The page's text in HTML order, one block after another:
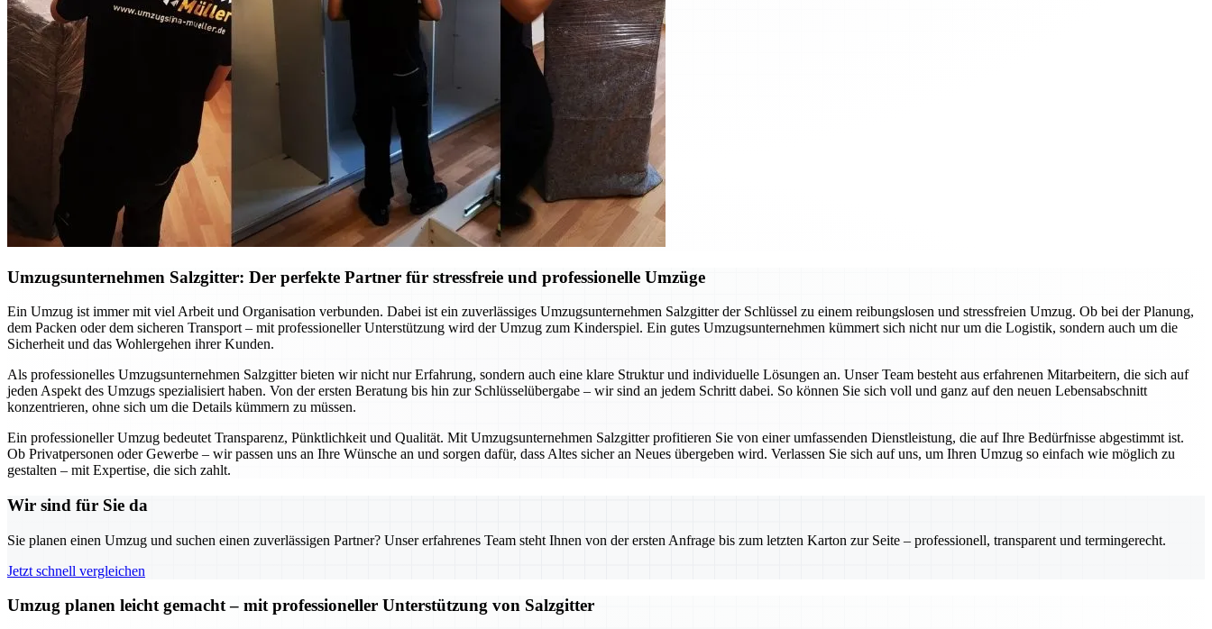
Umzugsunternehmen Salzgitter: Der perfekte Partner für stressfreie und professionelle Umzüge
Ein Umzug ist immer mit viel Arbeit und Organisation verbunden. Dabei ist ein zuverlässiges Umzugsunternehmen Salzgitter der Schlüssel zu einem reibungslosen und stressfreien Umzug. Ob bei der Planung,
dem Packen oder dem sicheren Transport – mit professioneller Unterstützung wird der Umzug zum Kinderspiel. Ein gutes Umzugsunternehmen kümmert sich nicht nur um die Logistik, sondern auch um die
Sicherheit und das Wohlergehen ihrer Kunden.
Als professionelles Umzugsunternehmen Salzgitter bieten wir nicht nur Erfahrung, sondern auch eine klare Struktur und individuelle Lösungen an. Unser Team besteht aus erfahrenen Mitarbeitern, die sich auf
jeden Aspekt des Umzugs spezialisiert haben. Von der ersten Beratung bis hin zur Schlüsselübergabe – wir sind an jedem Schritt dabei. So können Sie sich voll und ganz auf den neuen Lebensabschnitt
konzentrieren, ohne sich um die Details kümmern zu müssen.
Ein professioneller Umzug bedeutet Transparenz, Pünktlichkeit und Qualität. Mit Umzugsunternehmen Salzgitter profitieren Sie von einer umfassenden Dienstleistung, die auf Ihre Bedürfnisse abgestimmt ist.
Ob Privatpersonen oder Gewerbe – wir passen uns an Ihre Wünsche an und sorgen dafür, dass Altes sicher an Neues übergeben wird. Verlassen Sie sich auf uns, um Ihren Umzug so einfach wie möglich zu
gestalten – mit Expertise, die sich zahlt.
Wir sind für Sie da
Sie planen einen Umzug und suchen einen zuverlässigen Partner? Unser erfahrenes Team steht Ihnen von der ersten Anfrage bis zum letzten Karton zur Seite – professionell, transparent und termingerecht.
Jetzt schnell vergleichen
Umzug planen leicht gemacht – mit professioneller Unterstützung von Salzgitter